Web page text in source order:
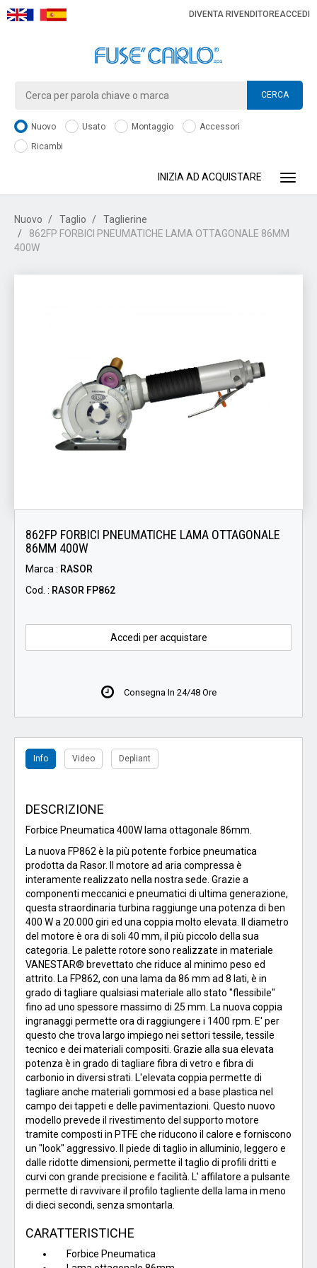
DIVENTA RIVENDITOREACCEDI
CERCA
Nuovo Usato Montaggio
Accessori
Ricambi
INIZIA AD ACQUISTARE
Nuovo Taglio
Taglierine
862FP FORBICI PNEUMATICHE LAMA OTTAGONALE 86MM
400W
862FP FORBICI PNEUMATICHE LAMA OTTAGONALE
86MM 400W
Marca : RASOR
Cod. : RASOR FP862
Accedi per acquistare
Consegna In 24/48 Ore
Info Video Depliant
DESCRIZIONE
Forbice Pneumatica 400W lama ottagonale 86mm.
La nuova FP862 è la più potente forbice pneumatica
prodotta da Rasor. Il motore ad aria compressa è
interamente realizzato nella nostra sede. Grazie a
componenti meccanici e pneumatici di ultima generazione,
questa straordinaria turbina raggiunge una potenza di ben
400 W a 20.000 giri ed una coppia molto elevata. Il diametro
del motore è ora di soli 40 mm, il più piccolo della sua
categoria. Le palette rotore sono realizzate in materiale
VANESTAR® brevettato che riduce al minimo peso ed
attrito. La FP862, con una lama da 86 mm ad 8 lati, è in
grado di tagliare qualsiasi materiale allo stato "flessibile"
fino ad uno spessore massimo di 25 mm. La nuova coppia
ingranaggi permette ora di raggiungere i 1400 rpm. E' per
questo che trova largo impiego nei settori tessile, tessile
tecnico e dei materiali compositi. Grazie alla sua elevata
potenza è in grado di tagliare fibra di vetro e fibra di
carbonio in diversi strati. L'elevata coppia permette di
tagliare anche materiali gommosi ed a base plastica nel
campo dei tappeti e delle pavimentazioni. Questo nuovo
modello prevede il rivestimento del supporto motore
tramite composti in PTFE che riducono il calore e forniscono
un "look" aggressivo. Il piede di taglio in alluminio, leggero e
dalle ridotte dimensioni, permette il taglio di profili dritti e
curvi con grande precisione e facilità. L' affilatore a pulsante
permette di ravvivare il profilo tagliente della lama in meno
di dieci secondi, senza smontarla.
CARATTERISTICHE
Forbice Pneumatica